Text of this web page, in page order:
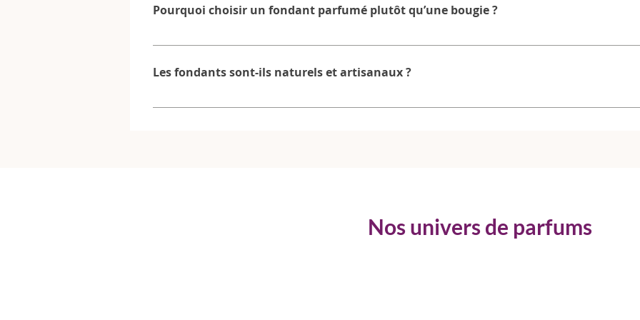
changer de parfum facilement sans attendre la fin du produit.
Pourquoi choisir un fondant parfumé plutôt qu’une bougie ?
Le fondant parfumé est idéal pour celles et ceux qui recherchent : une diffusion rapide du parfum
parfumer son intérieur.
Les fondants sont-ils naturels et artisanaux ?
Les fondants Les Fondants d’Eléa sont fabriqués à la main au Havre, à partir de cire de colza 100 %
Nos univers de parfums